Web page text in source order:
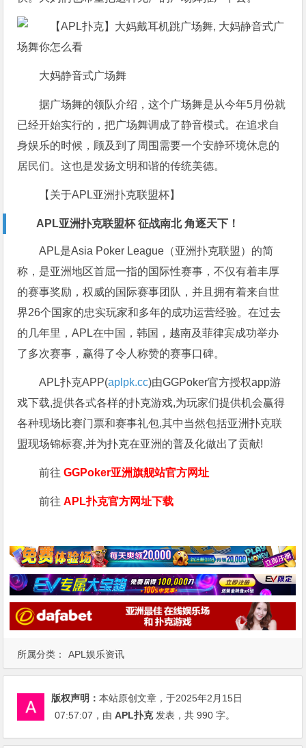
所属分类： APL娱乐资讯
大妈静音式广场舞
据广场舞的领队介绍，这个广场舞是从今年5月份就
已经开始实行的，把广场舞调成了静音模式。在追求自
身娱乐的时候，顾及到了周围需要一个安静环境休息的
居民们。这也是发扬文明和谐的传统美德。
【关于APL亚洲扑克联盟杯】
APL亚洲扑克联盟杯 征战南北 角逐天下！
APL是Asia Poker League（亚洲扑克联盟）的简
称，是亚洲地区首屈一指的国际性赛事，不仅有着丰厚
的赛事奖励，权威的国际赛事团队，并且拥有着来自世
界26个国家的忠实玩家和多年的成功运营经验。在过去
的几年里，APL在中国，韩国，越南及菲律宾成功举办
了多次赛事，赢得了令人称赞的赛事口碑。
APL扑克APP(aplpk.cc)由GGPoker官方授权app游
戏下载,提供各式各样的扑克游戏,为玩家们提供机会赢得
各种现场比赛门票和赛事礼包,其中当然包括亚洲扑克联
盟现场锦标赛,并为扑克在亚洲的普及化做出了贡献!
前往GGPoker亚洲旗舰站官方网址
前往APL扑克官方网址下载
版权声明：本站原创文章，于2025年2月15日
07:57:07 ，由APL扑克发表，共 990 字。